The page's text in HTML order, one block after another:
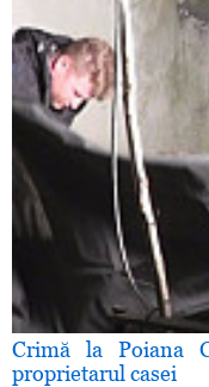
Crimă la Poiana
proprietarul casei